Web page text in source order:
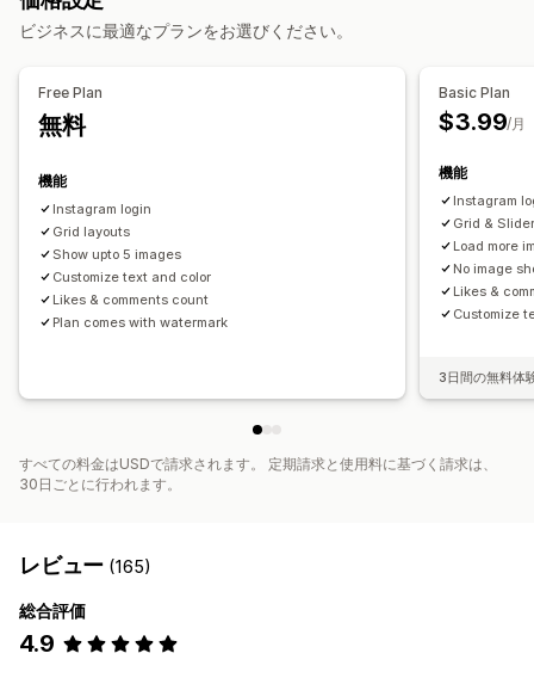
ビジネスに最適なプランをお選びください。
Free Plan
無料
機能
Instagram login
Grid layouts
Show upto 5 images
Customize text and color
Likes & comments count
Plan comes with watermark
Basic Plan
$3.99/月
機能
Instagram
Grid &
Load more
No image
Likes &
Customize
3日間の無料体
すべての料金はUSDで請求されます。 定期請求と使用料に基づく請求は、
30日ごとに行われます。
レビュー (165)
総合評価
4.9